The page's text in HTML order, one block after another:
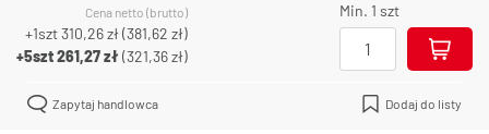
Cena netto (brutto)
+1szt310,26 zł(381,62 zł)
+5szt261,27 zł(321,36 zł)
Min. 1 szt
Zapytaj handlowca Dodaj do listy